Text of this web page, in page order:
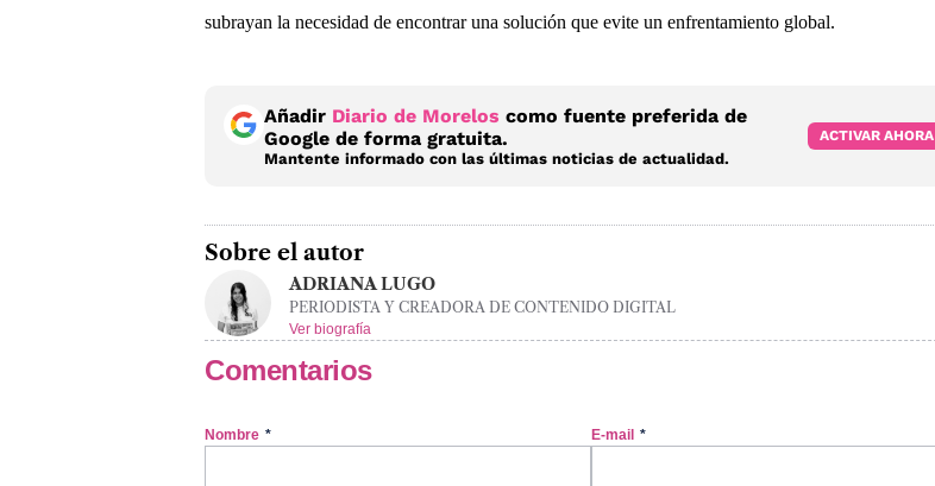
subrayan la necesidad de encontrar una solución que evite un enfrentamiento global.
Añadir Diario de Morelos como fuente preferida de
Google de forma gratuita.
Mantente informado con las últimas noticias de actualidad.
ACTIVAR AHORA
Sobre el autor
ADRIANA LUGO
PERIODISTA Y CREADORA DE CONTENIDO DIGITAL
Ver biografía
Comentarios
Nombre * E-mail *